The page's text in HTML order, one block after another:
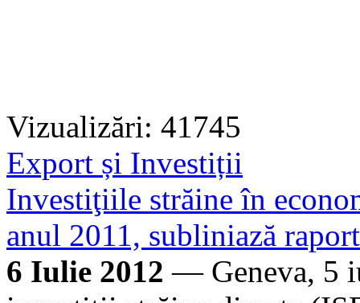
Vizualizări: 41745
Export și Investiții
Investiţiile străine în
anul 2011, subliniază
6 Iulie 2012 — Geneva, 5